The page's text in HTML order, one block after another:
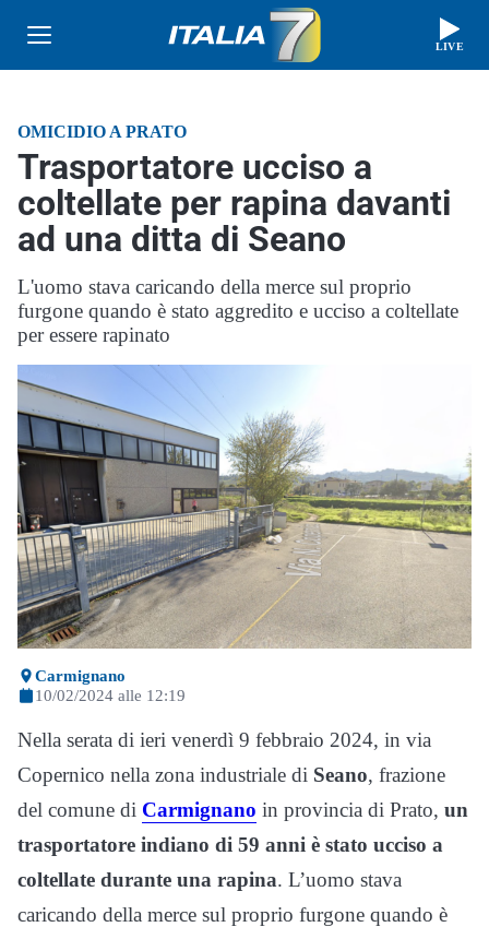
LIVE
OMICIDIO A PRATO
Trasportatore ucciso a
coltellate per rapina davanti
ad una ditta di Seano
L'uomo stava caricando della merce sul proprio
furgone quando è stato aggredito e ucciso a coltellate
per essere rapinato
Carmignano
10/02/2024 alle 12:19
Nella serata di ieri venerdì 9 febbraio 2024, in via
Copernico nella zona industriale di Seano, frazione
del comune di Carmignano in provincia di Prato, un
trasportatore indiano di 59 anni è stato ucciso a
coltellate durante una rapina. L’uomo stava
caricando della merce sul proprio furgone quando è